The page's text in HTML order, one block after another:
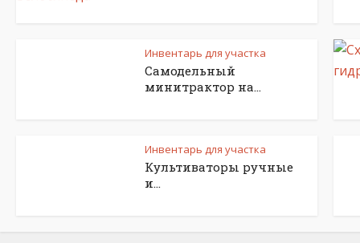
Инвентарь для участка
Самодельный
минитрактор на...
Инвентарь для участка
Культиваторы ручные
и...